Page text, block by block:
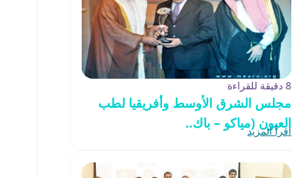
8 دقيقة للقراءة
مجلس الشرق الأوسط وأفريقيا لطب
العيون (مياكو – باك..
اقرأ المزيد